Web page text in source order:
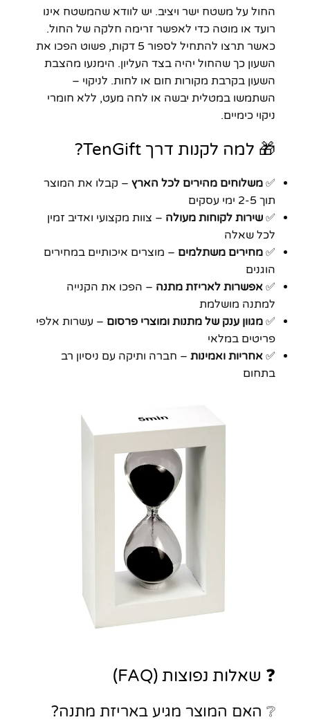
החול על משטח ישר ויציב. יש לוודא שהמשטח אינו
רועד או מוטה כדי לאפשר זרימה חלקה של החול.
כאשר תרצו להתחיל לספור 5 דקות, פשוט הפכו את
השעון כך שהחול יהיה בצד העליון. הימנעו מהצבת
השעון בקרבת מקורות חום או לחות. לניקוי –
השתמשו במטלית יבשה או לחה מעט, ללא חומרי
ניקוי כימיים.
🎁 למה לקנות דרך TenGift?
✅ משלוחים מהירים לכל הארץ – קבלו את המוצר
תוך 2-5 ימי עסקים
✅ שירות לקוחות מעולה – צוות מקצועי ואדיב זמין
לכל שאלה
✅ מחירים משתלמים – מוצרים איכותיים במחירים
הוגנים
✅ אפשרות לאריזת מתנה – הפכו את הקנייה
למתנה מושלמת
✅ מגוון ענק של מתנות ומוצרי פרסום – עשרות אלפי
פריטים במלאי
✅ אחריות ואמינות – חברה ותיקה עם ניסיון רב
בתחום
❓ שאלות נפוצות (FAQ)
❔ האם המוצר מגיע באריזת מתנה?